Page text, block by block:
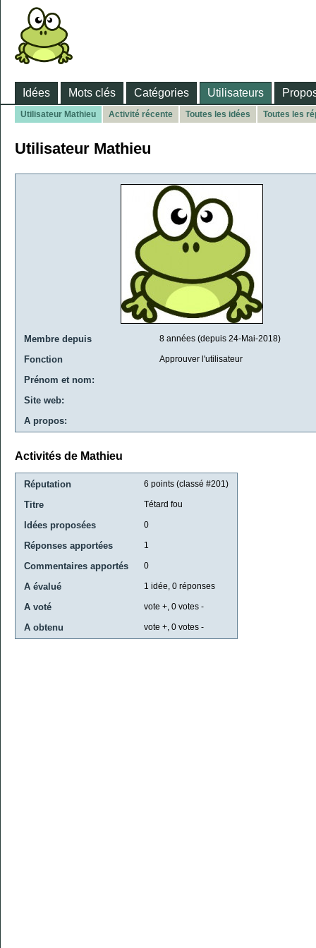
Idées Mots clés Catégories Utilisateurs
Utilisateur Mathieu Activité récente Toutes les idées Toutes les
Utilisateur Mathieu
Membre depuis 8 années (depuis 24-Mai-2018)
Fonction Approuver l'utilisateur
Prénom et nom:
Site web:
A propos:
Activités de Mathieu
Réputation 6 points (classé #201 )
Titre Tétard fou
Idées proposées 0
Réponses apportées 1
Commentaires apportés 0
A évalué 1 idée, 0 réponses
A voté vote +, 0 votes -
A obtenu vote +, 0 votes -